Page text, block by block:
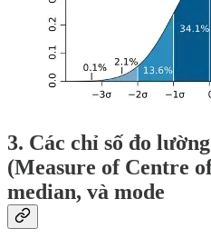
3. Các chỉ số đo
(Measure of Centre
median, và mode